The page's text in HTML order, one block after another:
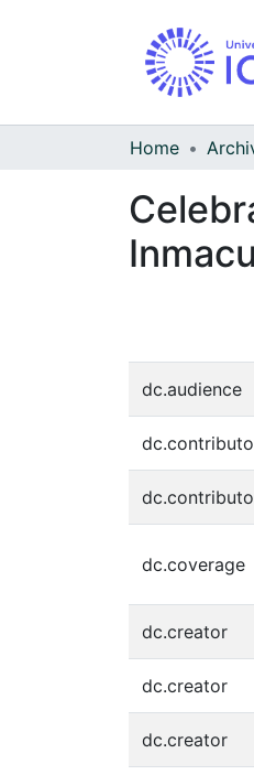
Home
dc.audience
dc.coverage
dc.creator
dc.creator
dc.creator